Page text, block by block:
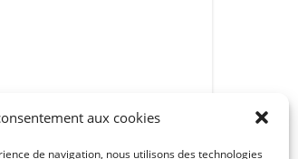
aux cookies
de navigation, nous utilisons des technologies